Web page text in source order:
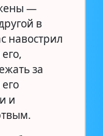
—
в
навострил
за
и